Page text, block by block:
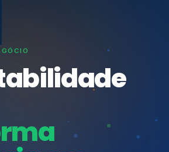
E INTEGRADOS
que